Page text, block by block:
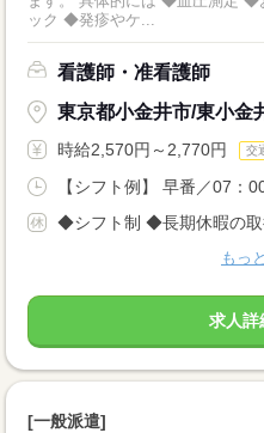
ック ◆発疹やケ...
看護師・准看護師
東京都小金井市/東小金
時給2,570円～2,770円 交
【シフト例】 早番／07：
◆シフト制 ◆長期休暇の取
もっ
求人詳
[一般派遣]